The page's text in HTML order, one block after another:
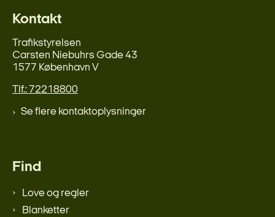
Kontakt
Trafikstyrelsen
Carsten Niebuhrs Gade 43
1577 København V
Tlf.: 72218800
Se flere kontaktoplysninger
Find
Love og regler
Blanketter